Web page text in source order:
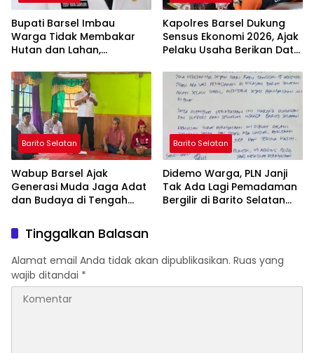
Bupati Barsel Imbau
Warga Tidak Membakar
Hutan dan Lahan,
Bebas Kabut Asap
Kapolres Barsel Dukung
Sensus Ekonomi 2026, Ajak
Pelaku Usaha Berikan Data
Barito Selatan
Wabup Barsel Ajak
Generasi Muda Jaga Adat
dan Budaya di Tengah
Barito Selatan
Didemo Warga, PLN Janji
Tak Ada Lagi Pemadaman
Bergilir di Barito Selatan
Tinggalkan Balasan
Alamat email Anda tidak akan dipublikasikan. Ruas yang
wajib ditandai *